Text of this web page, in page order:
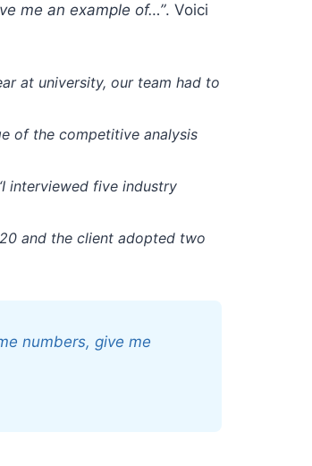
me an example of…”. Voici
at university, our team had to
of the competitive analysis
interviewed five industry
and the client adopted two
numbers, give me